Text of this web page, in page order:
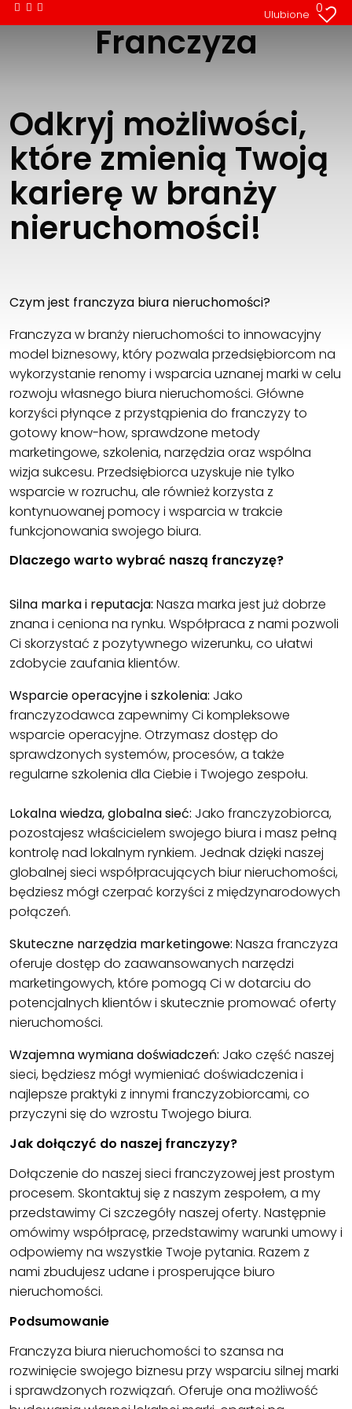
Ulubione 0
Franczyza
Odkryj możliwości,
które zmienią Twoją
karierę w branży
nieruchomości!
Czym jest franczyza biura nieruchomości?
Franczyza w branży nieruchomości to innowacyjny
model biznesowy, który pozwala przedsiębiorcom na
wykorzystanie renomy i wsparcia uznanej marki w celu
rozwoju własnego biura nieruchomości. Główne
korzyści płynące z przystąpienia do franczyzy to
gotowy know-how, sprawdzone metody
marketingowe, szkolenia, narzędzia oraz wspólna
wizja sukcesu. Przedsiębiorca uzyskuje nie tylko
wsparcie w rozruchu, ale również korzysta z
kontynuowanej pomocy i wsparcia w trakcie
funkcjonowania swojego biura.
Dlaczego warto wybrać naszą franczyzę?
Silna marka i reputacja: Nasza marka jest już dobrze
znana i ceniona na rynku. Współpraca z nami pozwoli
Ci skorzystać z pozytywnego wizerunku, co ułatwi
zdobycie zaufania klientów.
Wsparcie operacyjne i szkolenia: Jako
franczyzodawca zapewnimy Ci kompleksowe
wsparcie operacyjne. Otrzymasz dostęp do
sprawdzonych systemów, procesów, a także
regularne szkolenia dla Ciebie i Twojego zespołu.
Lokalna wiedza, globalna sieć: Jako franczyzobiorca,
pozostajesz właścicielem swojego biura i masz pełną
kontrolę nad lokalnym rynkiem. Jednak dzięki naszej
globalnej sieci współpracujących biur nieruchomości,
będziesz mógł czerpać korzyści z międzynarodowych
połączeń.
Skuteczne narzędzia marketingowe: Nasza franczyza
oferuje dostęp do zaawansowanych narzędzi
marketingowych, które pomogą Ci w dotarciu do
potencjalnych klientów i skutecznie promować oferty
nieruchomości.
Wzajemna wymiana doświadczeń: Jako część naszej
sieci, będziesz mógł wymieniać doświadczenia i
najlepsze praktyki z innymi franczyzobiorcami, co
przyczyni się do wzrostu Twojego biura.
Jak dołączyć do naszej franczyzy?
Dołączenie do naszej sieci franczyzowej jest prostym
procesem. Skontaktuj się z naszym zespołem, a my
przedstawimy Ci szczegóły naszej oferty. Następnie
omówimy współpracę, przedstawimy warunki umowy i
odpowiemy na wszystkie Twoje pytania. Razem z
nami zbudujesz udane i prosperujące biuro
nieruchomości.
Podsumowanie
Franczyza biura nieruchomości to szansa na
rozwinięcie swojego biznesu przy wsparciu silnej marki
i sprawdzonych rozwiązań. Oferuje ona możliwość